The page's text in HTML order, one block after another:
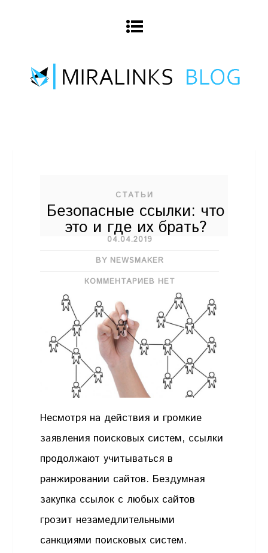
СТАТЬИ
Безопасные ссылки: что
это и где их брать?
04.04.2019
BY NEWSMAKER
КОММЕНТАРИЕВ НЕТ
Несмотря на действия и громкие
заявления поисковых систем, ссылки
продолжают учитываться в
ранжировании сайтов. Бездумная
закупка ссылок с любых сайтов
грозит незамедлительными
санкциями поисковых систем.